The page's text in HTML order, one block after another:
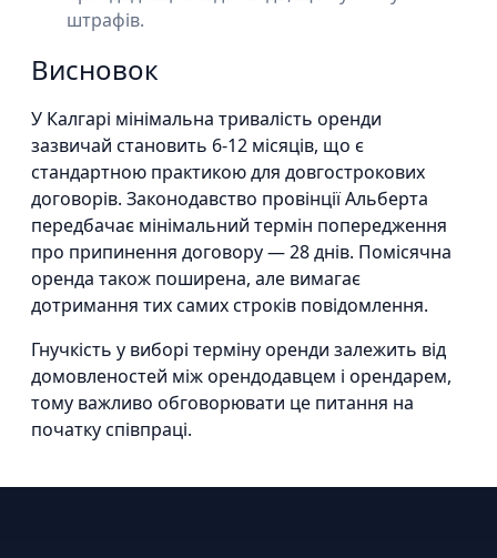
штрафів.
Висновок
У Калгарі мінімальна тривалість оренди
зазвичай становить 6-12 місяців, що є
стандартною практикою для довгострокових
договорів. Законодавство провінції Альберта
передбачає мінімальний термін попередження
про припинення договору — 28 днів. Помісячна
оренда також поширена, але вимагає
дотримання тих самих строків повідомлення.
Гнучкість у виборі терміну оренди залежить від
домовленостей між орендодавцем і орендарем,
тому важливо обговорювати це питання на
початку співпраці.